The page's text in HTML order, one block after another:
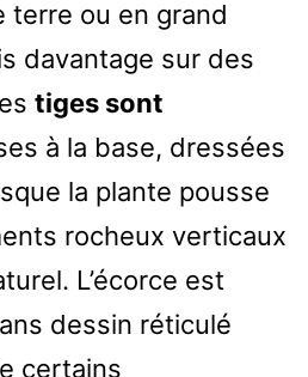
terre ou en grand
davantage sur des
tiges sont
à la base, dressées
la plante pousse
rocheux verticaux
L’écorce est
dessin réticulé
certains